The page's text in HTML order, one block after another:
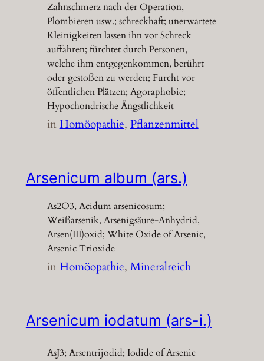
Zahnschmerz nach der Operation,
Plombieren usw.; schreckhaft; unerwartete
Kleinigkeiten lassen ihn vor Schreck
auffahren; fürchtet durch Personen,
welche ihm entgegenkommen, berührt
oder gestoßen zu werden; Furcht vor
öffentlichen Plätzen; Agoraphobie;
Hypochondrische Ängstlichkeit
inHomöopathie, Pflanzenmittel
Arsenicum album (ars.)
As2O3, Acidum arsenicosum;
Weißarsenik, Arsenigsäure-Anhydrid,
Arsen(III)oxid; White Oxide of Arsenic,
Arsenic Trioxide
inHomöopathie, Mineralreich
Arsenicum iodatum (ars-i.)
AsJ3; Arsentrijodid; Iodide of Arsenic